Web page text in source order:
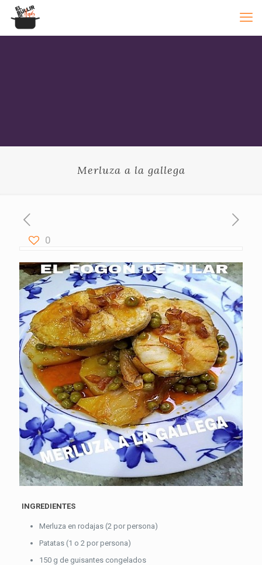
Merluza a la gallega
0
INGREDIENTES
Merluza en rodajas (2 por persona)
Patatas (1 o 2 por persona)
150 g de guisantes congelados